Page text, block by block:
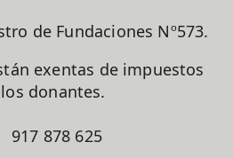
de Fundaciones Nº573.
exentas de impuestos
donantes.
917 878 625